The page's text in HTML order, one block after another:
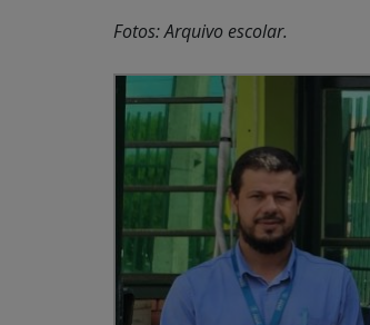
Fotos: Arquivo escolar.